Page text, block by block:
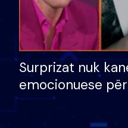
Surprizat nuk
emocionuese
nëna dhe
nuk i mban dot